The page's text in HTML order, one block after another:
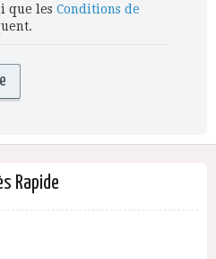
que les Conditions de
Rapide